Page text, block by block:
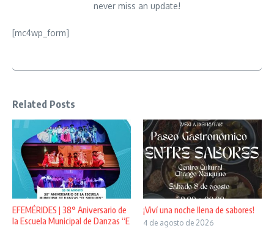
never miss an update!
[mc4wp_form]
Related Posts
EFEMÉRIDES | 38° Aniversario de
la Escuela Municipal de Danzas “E
¡Viví una noche llena de sabores!
4 de agosto de 2026